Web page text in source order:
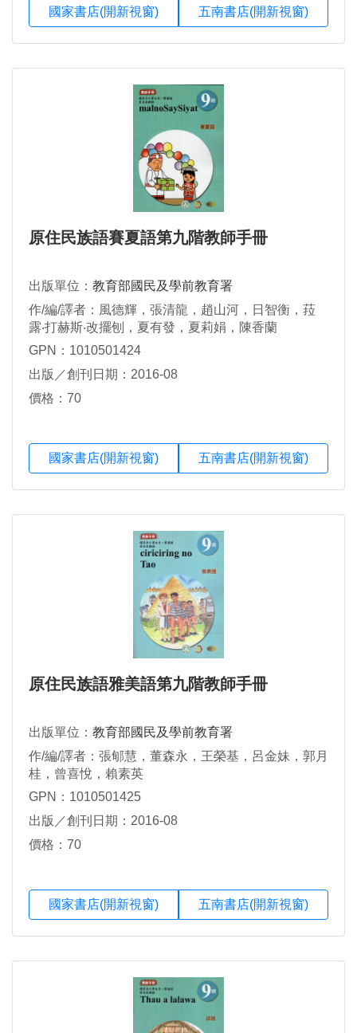
國家書店(開新視窗) 五南書店(開新視窗)
原住民族語賽夏語第九階教師手冊
出版單位： 教育部國民及學前教育署
作/編/譯者：風德輝，張清龍，趙山河，日智衡，菈
露‧打赫斯‧改擺刨，夏有發，夏莉娟，陳香蘭
GPN：1010501424
出版／創刊日期：2016-08
價格：70
國家書店(開新視窗) 五南書店(開新視窗)
原住民族語雅美語第九階教師手冊
出版單位： 教育部國民及學前教育署
作/編/譯者：張郇慧，董森永，王榮基，呂金妹，郭月
桂，曾喜悅，賴素英
GPN：1010501425
出版／創刊日期：2016-08
價格：70
國家書店(開新視窗) 五南書店(開新視窗)